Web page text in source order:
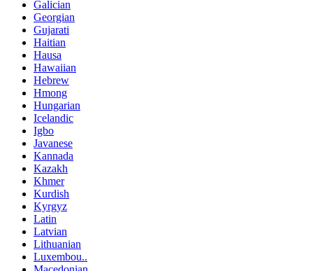
Galician
Georgian
Gujarati
Haitian
Hausa
Hawaiian
Hebrew
Hmong
Hungarian
Icelandic
Igbo
Javanese
Kannada
Kazakh
Khmer
Kurdish
Kyrgyz
Latin
Latvian
Lithuanian
Luxembou..